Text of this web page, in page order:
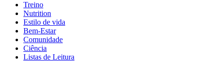
Treino
Nutrition
Estilo de vida
Bem-Estar
Comunidade
Ciência
Listas de Leitura